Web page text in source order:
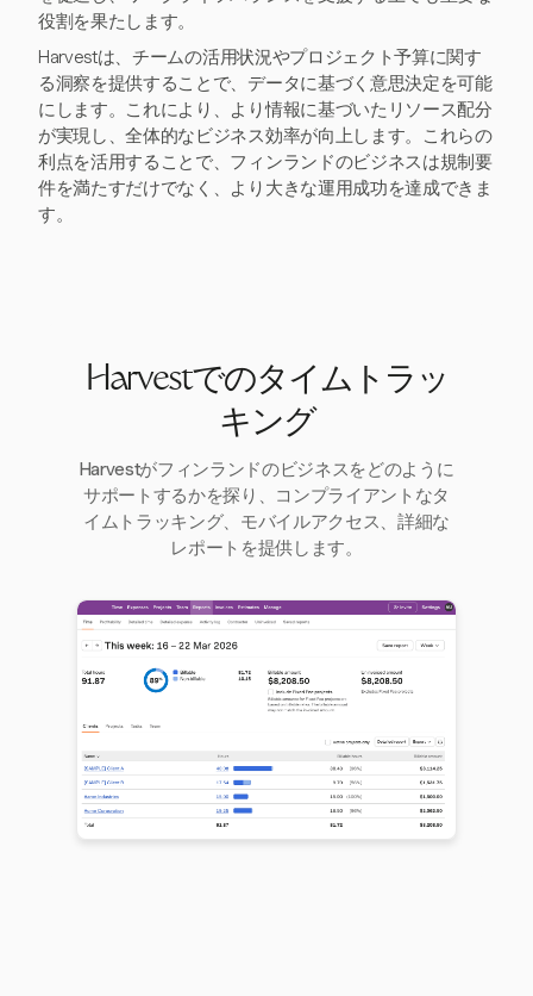
役割を果たします。
Harvestは、チームの活用状況やプロジェクト予算に関す
る洞察を提供することで、データに基づく意思決定を可能
にします。これにより、より情報に基づいたリソース配分
が実現し、全体的なビジネス効率が向上します。これらの
利点を活用することで、フィンランドのビジネスは規制要
件を満たすだけでなく、より大きな運用成功を達成できま
す。
Harvestでのタイムトラッ
キング
Harvestがフィンランドのビジネスをどのように
サポートするかを探り、コンプライアントなタ
イムトラッキング、モバイルアクセス、詳細な
レポートを提供します。